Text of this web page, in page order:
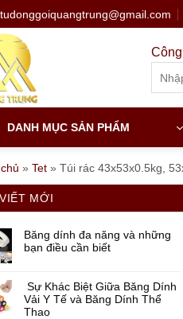
DANH MỤC SẢN PHẨM
» Tet » Túi rác 43x53x0.5kg,
MỚI
Băng dính đa năng và những
bạn điều cần biết
Sự Khác Biệt Giữa Băng Dính
Vải Y Tế và Băng Dính Thể
Thao